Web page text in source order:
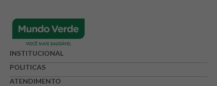
INSTITUCIONAL
POLITICAS
ATENDIMENTO